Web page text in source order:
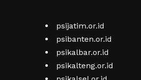
psijatim.or.id
psibanten.or.id
psikalbar.or.id
psikalteng.or.id